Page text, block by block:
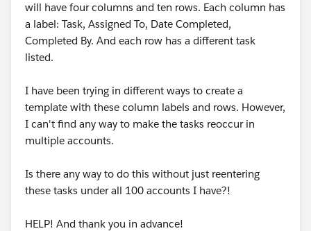
will have four columns and ten rows. Each column has
a label: Task, Assigned To, Date Completed,
Completed By. And each row has a different task
listed.
I have been trying in different ways to create a
template with these column labels and rows. However,
I can't find any way to make the tasks reoccur in
multiple accounts.
Is there any way to do this without just reentering
these tasks under all 100 accounts I have?!
HELP! And thank you in advance!